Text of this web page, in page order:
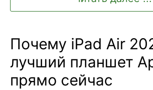
Почему iPad Air
лучший планшет
прямо сейчас